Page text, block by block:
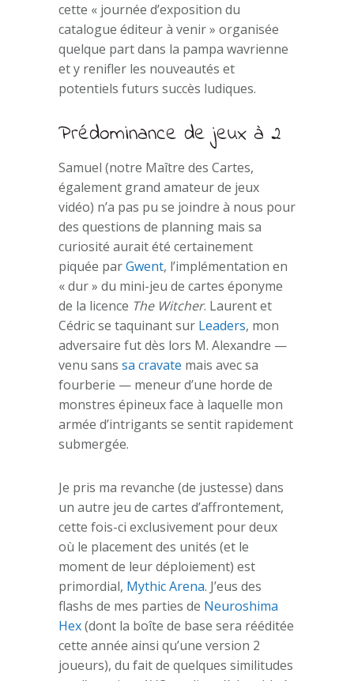
cette « journée d’exposition du
catalogue éditeur à venir » organisée
quelque part dans la pampa wavrienne
et y renifler les nouveautés et
potentiels futurs succès ludiques.
Prédominance de jeux à 2
Samuel (notre Maître des Cartes,
également grand amateur de jeux
vidéo) n’a pas pu se joindre à nous pour
des questions de planning mais sa
curiosité aurait été certainement
piquée parGwent, l’implémentation en
« dur » du mini-jeu de cartes éponyme
de la licence The Witcher. Laurent et
Cédric se taquinant sur Leaders, mon
adversaire fut dès lors M. Alexandre —
venu sans sa cravate mais avec sa
fourberie — meneur d’une horde de
monstres épineux face à laquelle mon
armée d’intrigants se sentit rapidement
submergée.
Je pris ma revanche (de justesse) dans
un autre jeu de cartes d’affrontement,
cette fois-ci exclusivement pour deux
où le placement des unités (et le
moment de leur déploiement) est
primordial, Mythic Arena. J’eus des
flashs de mes parties de Neuroshima
Hex(dont la boîte de base sera rééditée
cette année ainsi qu’une version 2
joueurs), du fait de quelques similitudes